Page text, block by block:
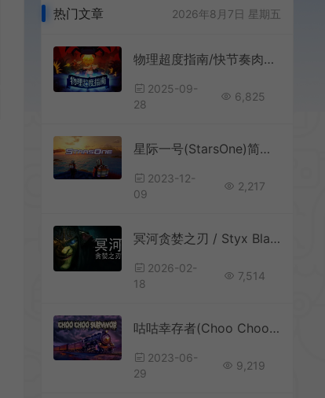
热门文章 2026年8月7日 星期五
物理超度指南/快节奏肉鸽幸存者游戏 Holy Shot 下载
2025-09-
28
6,825
星际一号(StarsOne)简中|PC|ACT|开放世界探索冒险游戏
2023-12-
09
2,217
冥河贪婪之刃 / Styx Blades of Greed 第三人称潜行动作游戏
2026-02-
18
7,514
咕咕幸存者(Choo Choo Survivor)列车幸存者肉鸽游戏|下载
2023-06-
29
9,219